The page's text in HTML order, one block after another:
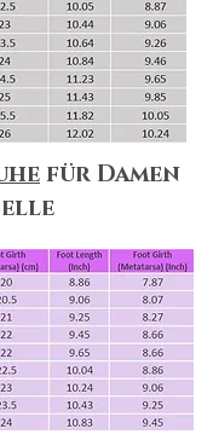
für Damen